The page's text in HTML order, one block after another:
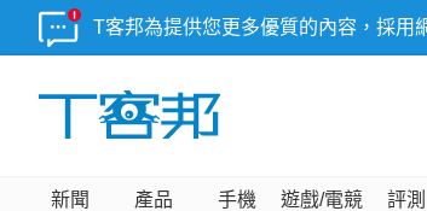
T客邦為提供您更多優質的內容，採用
新聞 產品 手機 遊戲/電競 評測